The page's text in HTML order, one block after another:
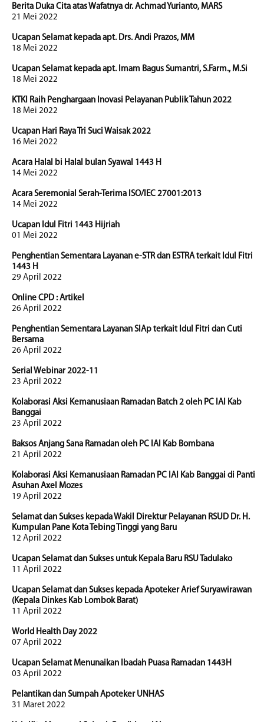
Berita Duka Cita atas Wafatnya dr. Achmad Yurianto, MARS
21 Mei 2022
Ucapan Selamat kepada apt. Drs. Andi Prazos, MM
18 Mei 2022
Ucapan Selamat kepada apt. Imam Bagus Sumantri, S.Farm., M.Si
18 Mei 2022
KTKI Raih Penghargaan Inovasi Pelayanan Publik Tahun 2022
18 Mei 2022
Ucapan Hari Raya Tri Suci Waisak 2022
16 Mei 2022
Acara Halal bi Halal bulan Syawal 1443 H
14 Mei 2022
Acara Seremonial Serah-Terima ISO/IEC 27001:2013
14 Mei 2022
Ucapan Idul Fitri 1443 Hijriah
01 Mei 2022
Penghentian Sementara Layanan e-STR dan ESTRA terkait Idul Fitri
1443 H
29 April 2022
Online CPD : Artikel
26 April 2022
Penghentian Sementara Layanan SIAp terkait Idul Fitri dan Cuti
Bersama
26 April 2022
Serial Webinar 2022-11
23 April 2022
Kolaborasi Aksi Kemanusiaan Ramadan Batch 2 oleh PC IAI Kab
Banggai
23 April 2022
Baksos Anjang Sana Ramadan oleh PC IAI Kab Bombana
21 April 2022
Kolaborasi Aksi Kemanusiaan Ramadan PC IAI Kab Banggai di Panti
Asuhan Axel Mozes
19 April 2022
Selamat dan Sukses kepada Wakil Direktur Pelayanan RSUD Dr. H.
Kumpulan Pane Kota Tebing Tinggi yang Baru
12 April 2022
Ucapan Selamat dan Sukses untuk Kepala Baru RSU Tadulako
11 April 2022
Ucapan Selamat dan Sukses kepada Apoteker Arief Suryawirawan
(Kepala Dinkes Kab Lombok Barat)
11 April 2022
World Health Day 2022
07 April 2022
Ucapan Selamat Menunaikan Ibadah Puasa Ramadan 1443H
03 April 2022
Pelantikan dan Sumpah Apoteker UNHAS
31 Maret 2022